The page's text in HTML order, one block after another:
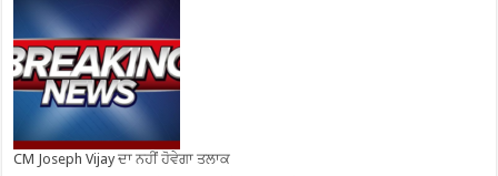
CM Joseph Vijay ਦਾ ਨਹੀਂ ਹੋਵੇਗਾ ਤਲਾਕ